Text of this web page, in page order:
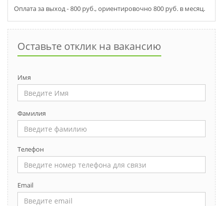
Оплата за выход - 800 руб., ориентировочно 800 руб. в месяц.
Оставьте отклик на вакансию
Имя
Фамилия
Телефон
Email